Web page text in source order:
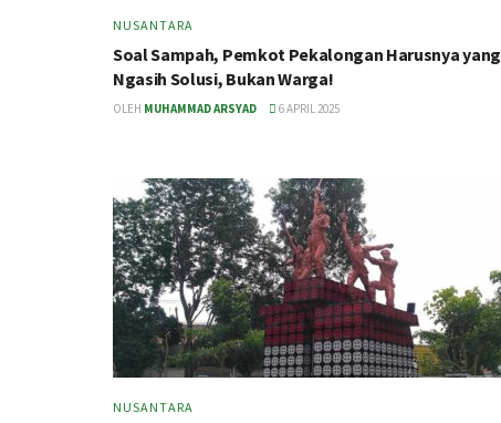
NUSANTARA
Soal Sampah, Pemkot Pekalongan Harusnya yang
Ngasih Solusi, Bukan Warga!
OLEH MUHAMMAD ARSYAD 6 APRIL 2025
NUSANTARA